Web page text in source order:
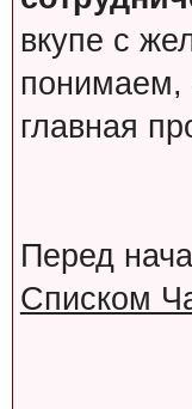
вкупе с
понимаем,
главная
Перед
Списком